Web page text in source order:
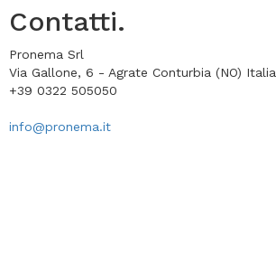
Contatti.
Pronema Srl
Via Gallone, 6 - Agrate Conturbia (NO) Italia
+39 0322 505050
info@pronema.it